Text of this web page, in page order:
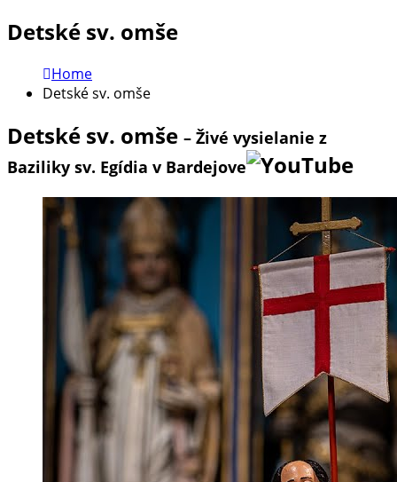
Detské sv. omše
Home
Detské sv. omše
Detské sv. omše – Živé vysielanie z
Baziliky sv. Egídia v Bardejove